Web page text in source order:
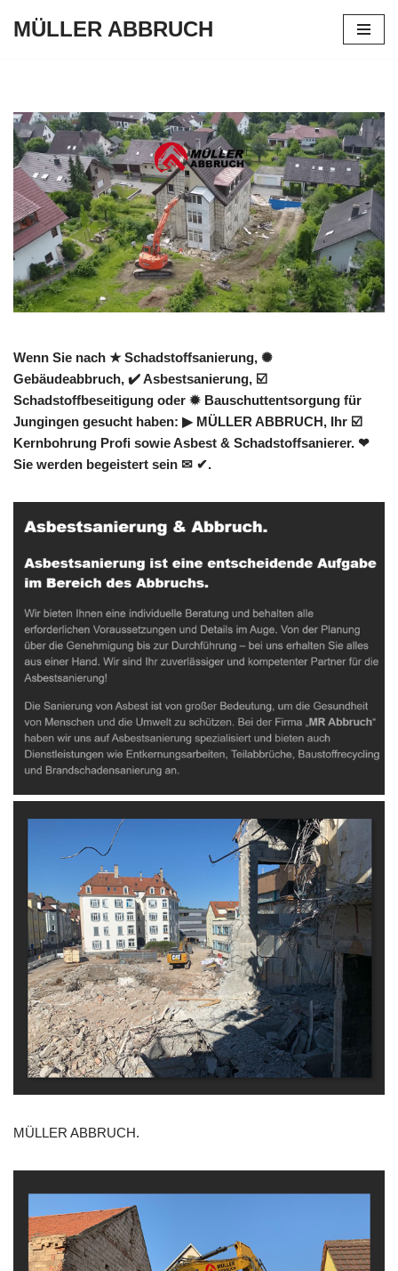
MÜLLER ABBRUCH
Wenn Sie nach ★ Schadstoffsanierung, ✺
Gebäudeabbruch, ✔️ Asbestsanierung, ☑️
Schadstoffbeseitigung oder ✹ Bauschuttentsorgung für
Jungingen gesucht haben: ▶︎ MÜLLER ABBRUCH, Ihr ☑️
Kernbohrung Profi sowie Asbest & Schadstoffsanierer. ❤
Sie werden begeistert sein ✉ ✔.
MÜLLER ABBRUCH.